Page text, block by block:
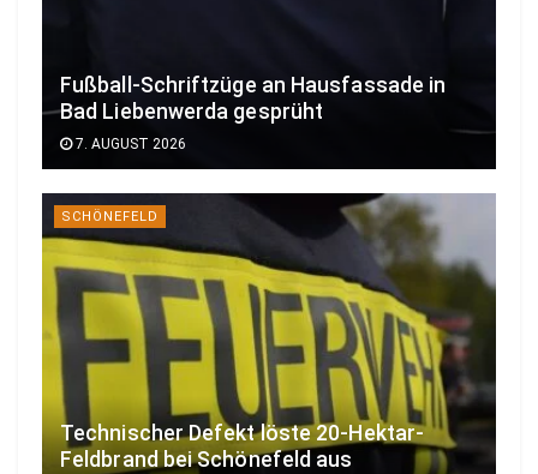
Fußball-Schriftzüge an Hausfassade in
Bad Liebenwerda gesprüht
7. AUGUST 2026
SCHÖNEFELD
Technischer Defekt löste 20-Hektar-
Feldbrand bei Schönefeld aus